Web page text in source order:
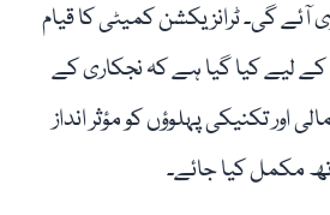
آئے گی۔ ٹرانزیکشن کمیٹی کا قیام
کے لیے کیا گیا ہے کہ نجکاری کے
اور تکنیکی پہلوؤں کو مؤثر انداز
مکمل کیا جائے۔